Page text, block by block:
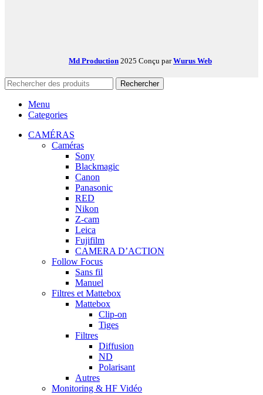
Md Production 2025 Conçu parWurus Web
Rechercher
Menu
Categories
CAMÉRAS
Caméras
Sony
Blackmagic
Canon
Panasonic
RED
Nikon
Z-cam
Leica
Fujifilm
CAMERA D’ACTION
Follow Focus
Sans fil
Manuel
Filtres et Mattebox
Mattebox
Clip-on
Tiges
Filtres
Diffusion
ND
Polarisant
Autres
Monitoring & HF Vidéo